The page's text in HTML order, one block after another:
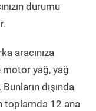
durumu
aracınıza
motor yağ, yağ
dışında
toplamda 12 ana